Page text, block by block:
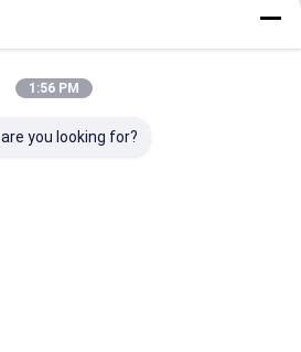
1:56 PM
you looking for?